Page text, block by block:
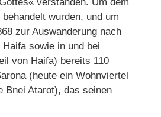
wurden, und um
zur Auswanderung nach
sowie in und bei
von Haifa) bereits 110
(heute ein Wohnviertel
Bnei Atarot), das seinen